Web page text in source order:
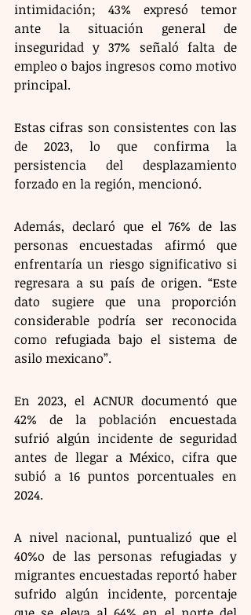
intimidación; 43% expresó temor
ante la situación general de
inseguridad y 37% señaló falta de
empleo o bajos ingresos como motivo
principal.
Estas cifras son consistentes con las
de 2023, lo que confirma la
persistencia del desplazamiento
forzado en la región, mencionó.
Además, declaró que el 76% de las
personas encuestadas afirmó que
enfrentaría un riesgo significativo si
regresara a su país de origen. “Este
dato sugiere que una proporción
considerable podría ser reconocida
como refugiada bajo el sistema de
asilo mexicano”.
En 2023, el ACNUR documentó que
42% de la población encuestada
sufrió algún incidente de seguridad
antes de llegar a México, cifra que
subió a 16 puntos porcentuales en
2024.
A nivel nacional, puntualizó que el
40%o de las personas refugiadas y
migrantes encuestadas reportó haber
sufrido algún incidente, porcentaje